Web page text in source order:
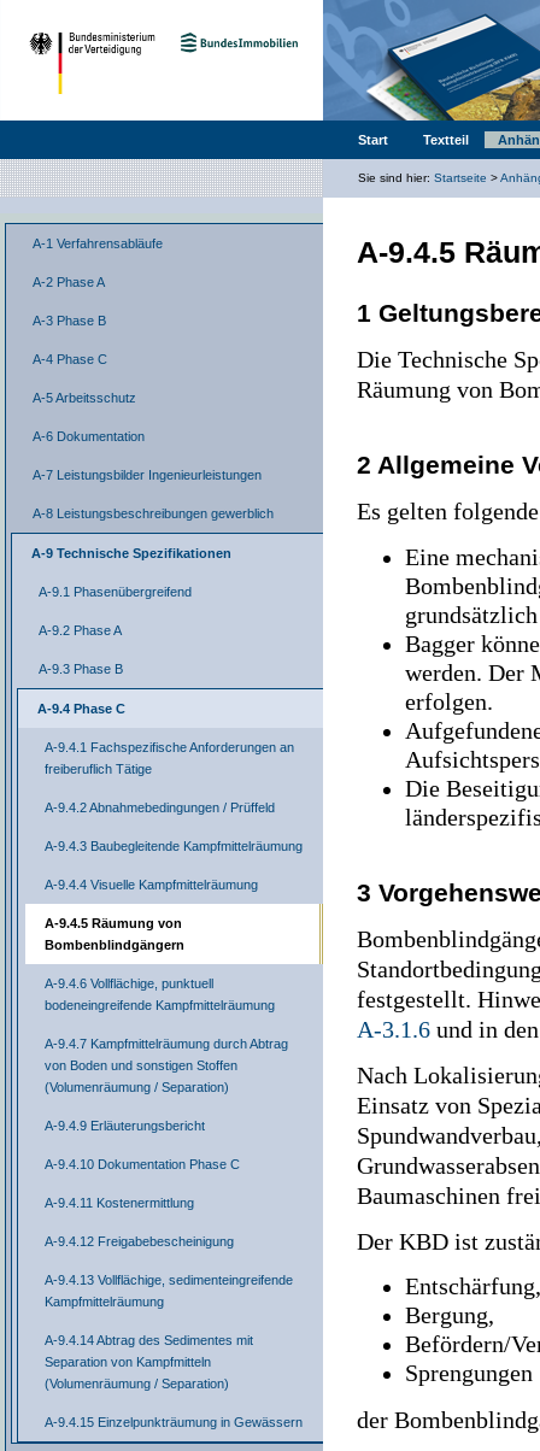
Start Textteil
Sie sind hier: Startseite >
A-1 Verfahrensabläufe
A-2 Phase A
A-3 Phase B
A-4 Phase C
A-5 Arbeitsschutz
A-6 Dokumentation
A-7 Leistungsbilder Ingenieurleistungen
A-8 Leistungsbeschreibungen gewerblich
A-9 Technische Spezifikationen
A-9.1 Phasenübergreifend
A-9.2 Phase A
A-9.3 Phase B
A-9.4 Phase C
A-9.4.1 Fachspezifische Anforderungen an
freiberuflich Tätige
A-9.4.2 Abnahmebedingungen / Prüffeld
A-9.4.3 Baubegleitende Kampfmittelräumung
A-9.4.4 Visuelle Kampfmittelräumung
A-9.4.5 Räumung von
Bombenblindgängern
A-9.4.6 Vollflächige, punktuell
bodeneingreifende Kampfmittelräumung
A-9.4.7 Kampfmittelräumung durch Abtrag
von Boden und sonstigen Stoffen
(Volumenräumung / Separation)
A-9.4.9 Erläuterungsbericht
A-9.4.10 Dokumentation Phase C
A-9.4.11 Kostenermittlung
A-9.4.12 Freigabebescheinigung
A-9.4.13 Vollflächige, sedimenteingreifende
Kampfmittelräumung
A-9.4.14 Abtrag des Sedimentes mit
Separation von Kampfmitteln
(Volumenräumung / Separation)
A-9.4.15 Einzelpunkträumung in Gewässern
A-9.4.5
1
Die Technische
Räumung von
2 Allgemeine
Es gelten
Eine
Bagger
werden. Der
erfolgen.
Die
3
festgestellt.
A-3.1.6 und in
Nach
Einsatz von
Baumaschinen
Der KBD ist
Entschärfung,
Bergung,
Befördern/
Sprengungen
der